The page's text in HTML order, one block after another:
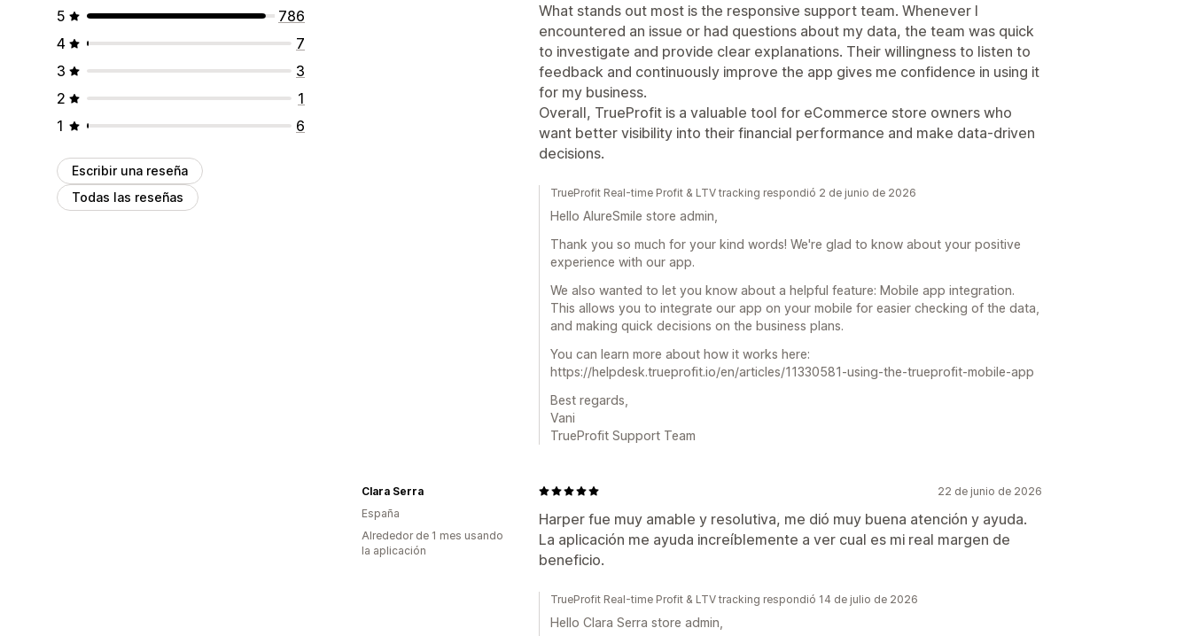
5
786
4
7
3
3
2
1
1
6
Escribir una reseña
Todas las reseñas
What stands out most is the responsive support team. Whenever I
encountered an issue or had questions about my data, the team was quick
to investigate and provide clear explanations. Their willingness to listen to
feedback and continuously improve the app gives me confidence in using it
for my business.
Overall, TrueProfit is a valuable tool for eCommerce store owners who
want better visibility into their financial performance and make data-driven
decisions.
TrueProfit Real-time Profit & LTV tracking respondió 2 de junio de 2026
Hello AlureSmile store admin,
Thank you so much for your kind words! We're glad to know about your positive
experience with our app.
We also wanted to let you know about a helpful feature: Mobile app integration.
This allows you to integrate our app on your mobile for easier checking of the data,
and making quick decisions on the business plans.
You can learn more about how it works here:
https://helpdesk.trueprofit.io/en/articles/11330581-using-the-trueprofit-mobile-app
Best regards,
Vani
TrueProfit Support Team
22 de junio de 2026
Harper fue muy amable y resolutiva, me dió muy buena atención y ayuda.
La aplicación me ayuda increíblemente a ver cual es mi real margen de
beneficio.
Clara Serra
España
Alrededor de 1 mes usando
la aplicación
TrueProfit Real-time Profit & LTV tracking respondió 14 de julio de 2026
Hello Clara Serra store admin,